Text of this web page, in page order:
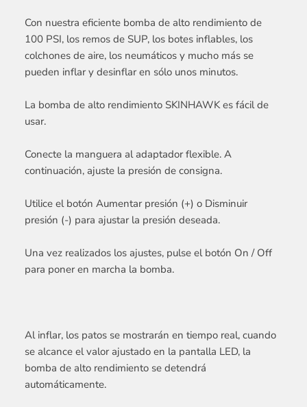
Con nuestra eficiente bomba de alto rendimiento de
100 PSI, los remos de SUP, los botes inflables, los
colchones de aire, los neumáticos y mucho más se
pueden inflar y desinflar en sólo unos minutos.
La bomba de alto rendimiento SKINHAWK es fácil de
usar.
Conecte la manguera al adaptador flexible. A
continuación, ajuste la presión de consigna.
Utilice el botón Aumentar presión (+) o Disminuir
presión (-) para ajustar la presión deseada.
Una vez realizados los ajustes, pulse el botón On / Off
para poner en marcha la bomba.
Al inflar, los patos se mostrarán en tiempo real, cuando
se alcance el valor ajustado en la pantalla LED, la
bomba de alto rendimiento se detendrá
automáticamente.